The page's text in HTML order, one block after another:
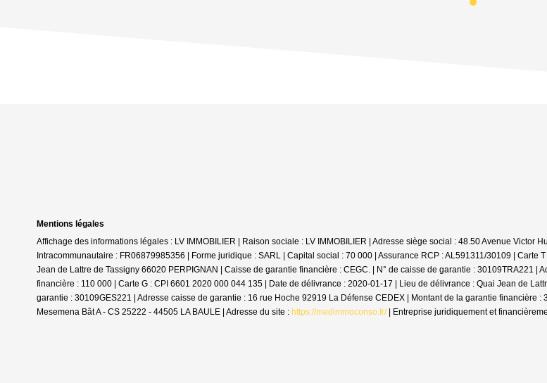
Mentions légales
Affichage des informations légales : LV IMMOBILIER | Raison sociale : LV IMMOBILIER | Adresse siège social : 48.50 Avenue Victor
Intracommunautaire : FR06879985356 | Forme juridique : SARL | Capital social : 70 000 | Assurance RCP : AL591311/30109 | Carte
Jean de Lattre de Tassigny 66020 PERPIGNAN | Caisse de garantie financière : CEGC. | N° de caisse de garantie : 30109TRA221
financière : 110 000 | Carte G : CPI 6601 2020 000 044 135 | Date de délivrance : 2020-01-17 | Lieu de délivrance : Quai Jean de
garantie : 30109GES221 | Adresse caisse de garantie : 16 rue Hoche 92919 La Défense CEDEX | Montant de la garantie financière
Mesemena Bât A - CS 25222 - 44505 LA BAULE | Adresse du site : https://medimmoconso.fr/| Entreprise juridiquement et